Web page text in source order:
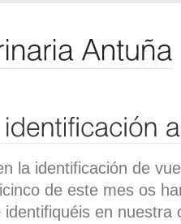
la identificación de
de este mes os
en nuestra